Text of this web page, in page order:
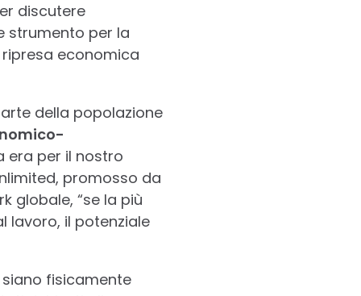
discutere
strumento per la
economica
della popolazione
era per il nostro
promosso da
globale, “se la più
lavoro, il potenziale
fisicamente